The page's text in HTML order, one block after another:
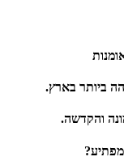
ביותר בארץ.
והקדשה.
מפתיע?